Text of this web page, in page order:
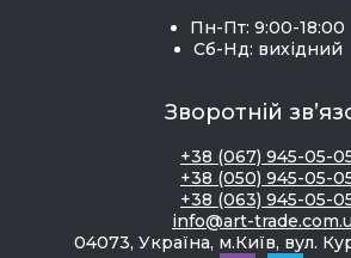
Пн-Пт: 9:00-18:00
Сб-Нд: вихідний
Зворотній
+38 (067) 945-05-
+38 (050) 945-05-
+38 (063) 945-05-
info@art-
04073, Україна, м.Київ, вул.